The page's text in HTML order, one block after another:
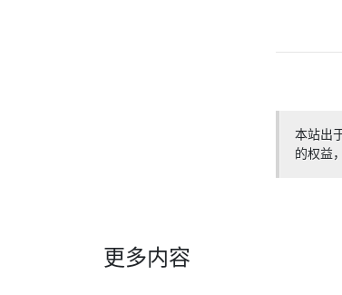
本站出
的权益
更多内容